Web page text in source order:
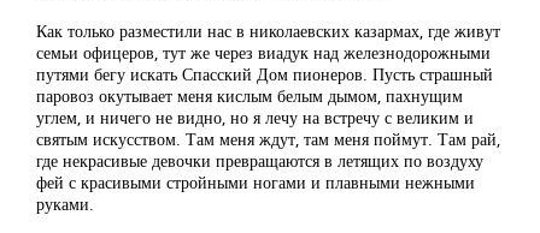
Как только разместили нас в николаевских казармах, где живут
семьи офицеров, тут же через виадук над железнодорожными
путями бегу искать Спасский Дом пионеров. Пусть страшный
паровоз окутывает меня кислым белым дымом, пахнущим
углем, и ничего не видно, но я лечу на встречу с великим и
святым искусством. Там меня ждут, там меня поймут. Там рай,
где некрасивые девочки превращаются в летящих по воздуху
фей с красивыми стройными ногами и плавными нежными
руками.